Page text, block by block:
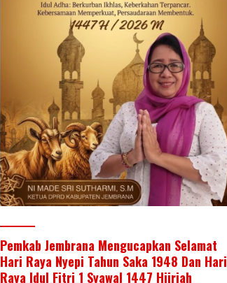
Pemkab Jembrana Mengucapkan Selamat
Hari Raya Nyepi Tahun Saka 1948 Dan Hari
Raya Idul Fitri 1 Syawal 1447 Hijriah